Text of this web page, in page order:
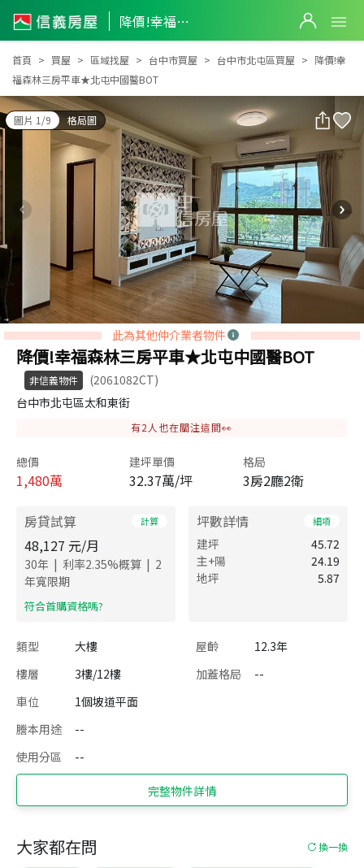
降價!幸福森林三房平車★北屯中國醫BOT
降價!幸福森林三房平車★北屯中國醫BOT
首頁 買屋 區域找屋 台中市買屋 台中市北屯區買屋
降價!幸
福森林三房平車★北屯中國醫BOT
圖片 1/9 格局圖
此為其他仲介業者物件
降價!幸福森林三房平車★北屯中國醫BOT
非信義物件
(2061082CT)
台中市北屯區太和東街
有2 人也在關注這間👀
總價
1,480萬
建坪單價
32.37萬/坪
格局
3房2廳2衛
房貸試算 計算
48,127 元/月
30年 | 利率2.35%概算 | 2
年寬限期
​符合首購資格嗎?
坪數詳情 細項
建坪
45.72
主+陽
24.19
地坪
5.87
類型 大樓 屋齡
12.3年
樓層
3樓/12樓 加蓋格局
--
車位
1個坡道平面
謄本用途
--
使用分區
--
完整物件詳情
大家都在問 換一換